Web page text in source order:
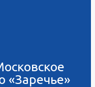
«Заречье»